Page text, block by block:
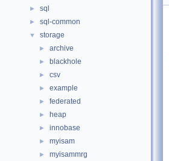
► sql
► sql-common
▼ storage
► archive
► blackhole
► csv
► example
► federated
► heap
► innobase
► myisam
► myisammrg